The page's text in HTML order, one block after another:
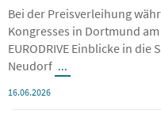
eines der modernsten
Bei der Preisverleihung
Kongresses in Dortmund am
EURODRIVE Einblicke in die
Neudorf